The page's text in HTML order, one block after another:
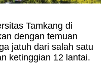
Tamkang di
dengan temuan
jatuh dari salah satu
ketinggian 12 lantai.